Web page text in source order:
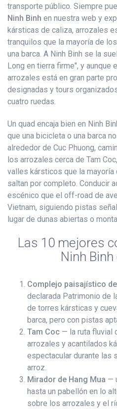
transporte público. Siempre
Ninh Binh en nuestra web y
kársticas de caliza, arrozales
tranquilos que la mayoría de
una barca. A Ninh Binh se la
Long en tierra firme", y aunque
arrozales está en gran parte
designadas y tours
cuatro ruedas.
Un quad encaja bien en Ninh
que una bicicleta o una barca
alrededor de Cuc Phuong,
los arrozales cerca de Tam
valles kársticos que la
saltan por completo. Conducir
escénico que el off-road de
Vietnam, siguiendo pistas
lugar de dunas abiertas o
Las 10 mejores
Ninh
Complejo paisajístico
declarada Patrimonio de
de torres kársticas y
barca, pero con pistas
Tam Coc — la ruta fluvial
arrozales y acantilados
espectacular durante las
arroz.
Mirador de Hang Mua —
hasta un pabellón en lo
sobre los arrozales y el